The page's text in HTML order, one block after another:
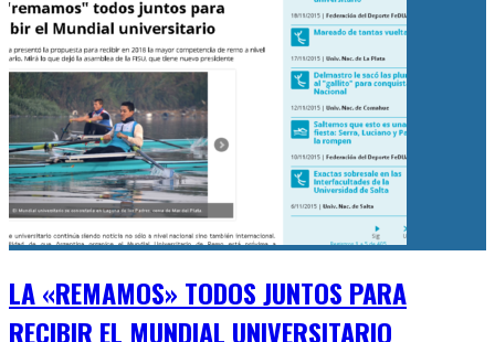
LA «REMAMOS» TODOS JUNTOS PARA
RECIBIR EL MUNDIAL UNIVERSITARIO